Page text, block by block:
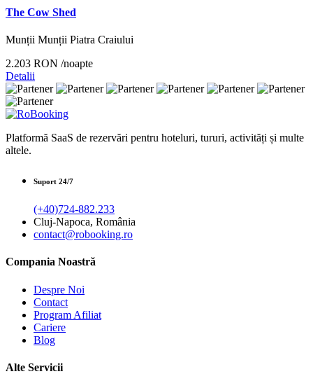
The Cow Shed
Munții Munții Piatra Craiului
2.203 RON /noapte
Detalii
Platformă SaaS de rezervări pentru hoteluri, tururi, activități și multe
altele.
Suport 24/7
(+40)724-882.233
Cluj-Napoca, România
contact@robooking.ro
Compania Noastră
Despre Noi
Contact
Program Afiliat
Cariere
Blog
Alte Servicii